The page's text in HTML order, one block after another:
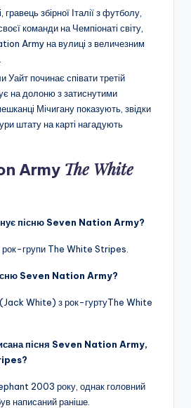
збірної Італії з футболу,
команди на Чемпіонаті світу,
Army на вулиці з величезним
Уайт починає співати третій
на долоню з затиснутими
Мічигану показують, звідки
штату на карті нагадують
Army The White
пісню Seven Nation Army?
рок-групи The White Stripes.
Seven Nation Army?
(Jack White) з рок-гуртуThe White
пісня Seven Nation Army,
2003 року, однак головний
написаний раніше.